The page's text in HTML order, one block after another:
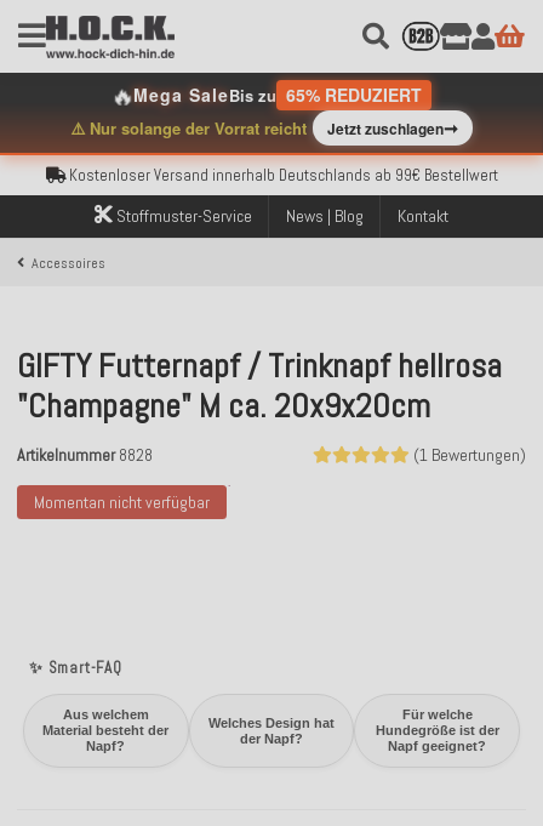
🔥Mega SaleBis zu 65% REDUZIERT
⚠️ Nur solange der Vorrat reicht Jetzt zuschlagen➞
Kostenloser Versand innerhalb Deutschlands ab 99€ Bestellwert
Über 120.000 erfolgreich versendete Bestellungen
Sicher bezahlen mit Klarna, PayPal & Amazon Pay
Kostenloser Versand innerhalb Deutschlands ab 99€ Bestellwert
Über 120.000 erfolgreich versendete Bestellungen
Sicher bezahlen mit Klarna, PayPal & Amazon Pay
Kostenloser Versand innerhalb Deutschlands ab 99€ Bestellwert
Stoffmuster-Service News | Blog Kontakt
Accessoires
Momentan nicht verfügbar
✨ Smart-FAQ
Aus welchem
Material besteht der
Napf?
Welches Design hat
der Napf?
Für welche
Hundegröße ist der
Napf geeignet?
GIFTY Futternapf / Trinknapf hellrosa
"Champagne" M ca. 20x9x20cm
(1 Bewertungen)
Artikelnummer 8828